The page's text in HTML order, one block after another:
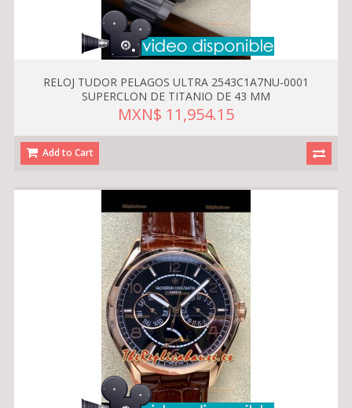
RELOJ TUDOR PELAGOS ULTRA 2543C1A7NU-0001
SUPERCLON DE TITANIO DE 43 MM
MXN$ 11,954.15
Add to Cart